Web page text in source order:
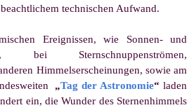
technischen Aufwand.
Ereignissen, wie Sonnen- und
bei Sternschnuppenströmen,
Himmelserscheinungen, sowie am
„Tag der Astronomie“ laden
ein, die Wunder des Sternenhimmels